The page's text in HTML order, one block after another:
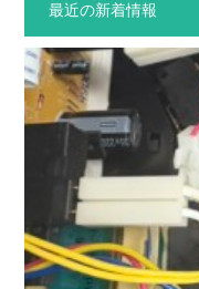
最近の新着情報